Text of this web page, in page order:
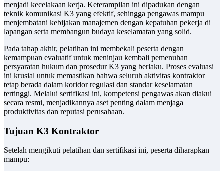
menjadi kecelakaan kerja. Keterampilan ini dipadukan dengan
teknik komunikasi K3 yang efektif, sehingga pengawas mampu
menjembatani kebijakan manajemen dengan kepatuhan pekerja di
lapangan serta membangun budaya keselamatan yang solid.
Pada tahap akhir, pelatihan ini membekali peserta dengan
kemampuan evaluatif untuk meninjau kembali pemenuhan
persyaratan hukum dan prosedur K3 yang berlaku. Proses evaluasi
ini krusial untuk memastikan bahwa seluruh aktivitas kontraktor
tetap berada dalam koridor regulasi dan standar keselamatan
tertinggi. Melalui sertifikasi ini, kompetensi pengawas akan diakui
secara resmi, menjadikannya aset penting dalam menjaga
produktivitas dan reputasi perusahaan.
Tujuan K3 Kontraktor
Setelah mengikuti pelatihan dan sertifikasi ini, peserta diharapkan
mampu: